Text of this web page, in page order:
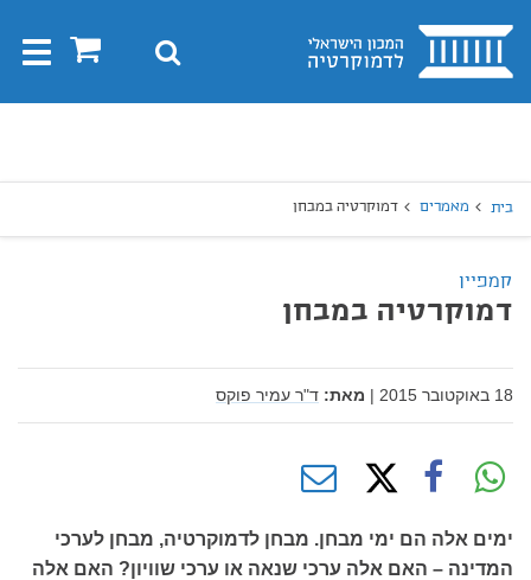
בית 0 חיפוש
בית מאמרים דמוקרטיה במבחן
קמפיין
דמוקרטיה במבחן
18 באוקטובר 2015 | מאת: ד"ר עמיר פוקס
ימים אלה הם ימי מבחן. מבחן לדמוקרטיה, מבחן לערכי
המדינה – האם אלה ערכי שנאה או ערכי שוויון? האם אלה